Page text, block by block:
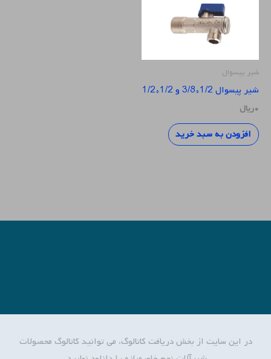
شیر پیسوال
شیر پیسوال 1/2*3/8 و 1/2*1/2
۰ریال
افزودن به سبد خرید
در این سایت از بخش دریافت کاتالوگ، می توانید کاتالوگ محصولات